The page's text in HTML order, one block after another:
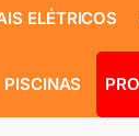
ELÉTRICOS
PISCINAS